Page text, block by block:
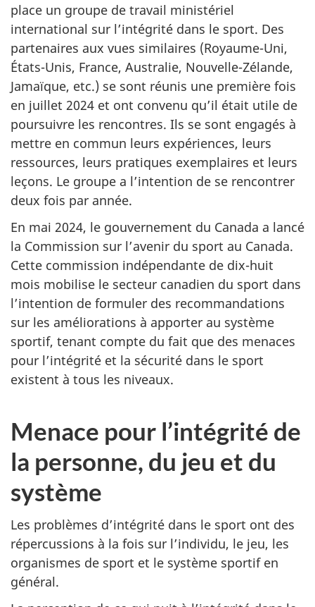
place un groupe de travail ministériel
international sur l’intégrité dans le sport. Des
partenaires aux vues similaires (Royaume-Uni,
États-Unis, France, Australie, Nouvelle-Zélande,
Jamaïque, etc.) se sont réunis une première fois
en juillet 2024 et ont convenu qu’il était utile de
poursuivre les rencontres. Ils se sont engagés à
mettre en commun leurs expériences, leurs
ressources, leurs pratiques exemplaires et leurs
leçons. Le groupe a l’intention de se rencontrer
deux fois par année.
En mai 2024, le gouvernement du Canada a lancé
la Commission sur l’avenir du sport au Canada.
Cette commission indépendante de dix-huit
mois mobilise le secteur canadien du sport dans
l’intention de formuler des recommandations
sur les améliorations à apporter au système
sportif, tenant compte du fait que des menaces
pour l’intégrité et la sécurité dans le sport
existent à tous les niveaux.
Menace pour l’intégrité de
la personne, du jeu et du
système
Les problèmes d’intégrité dans le sport ont des
répercussions à la fois sur l’individu, le jeu, les
organismes de sport et le système sportif en
général.